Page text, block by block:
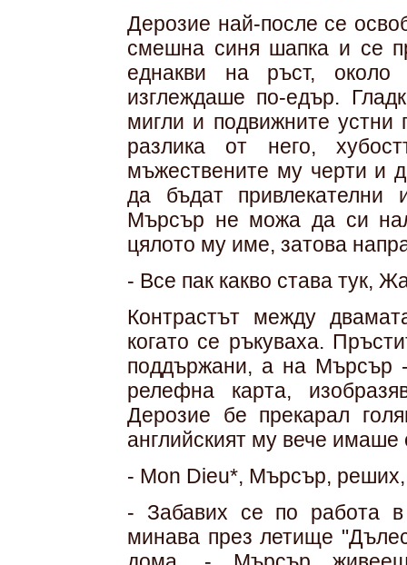
Дерозие най-после се
смешна синя шапка и се
еднакви на ръст,
изглеждаше по-едър.
мигли и подвижните
разлика от него,
мъжествените му черти и
да бъдат привлекателни
Мърсър не можа да си
цялото му име, затова
- Все пак какво става тук,
Контрастът между
когато се ръкуваха.
поддържани, а на Мърсър
релефна карта,
Дерозие бе прекарал
английският му вече имаше
- Mon Dieu*, Мърсър,
- Забавих се по работа
минава през летище